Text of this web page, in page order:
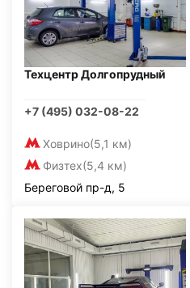
Техцентр Долгопрудный
+7 (495) 032-08-22
Ховрино(5,1 км)
Физтех(5,4 км)
Береговой пр-д, 5